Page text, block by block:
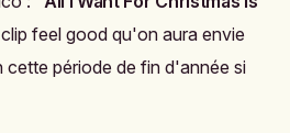
feel good qu'on aura envie
période de fin d'année si